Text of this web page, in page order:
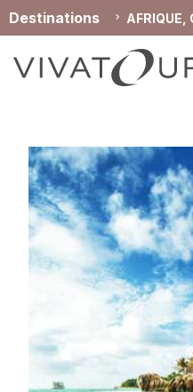
Destinations AFRIQUE,